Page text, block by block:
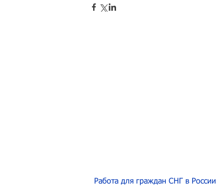
Работа для граждан СНГ в России